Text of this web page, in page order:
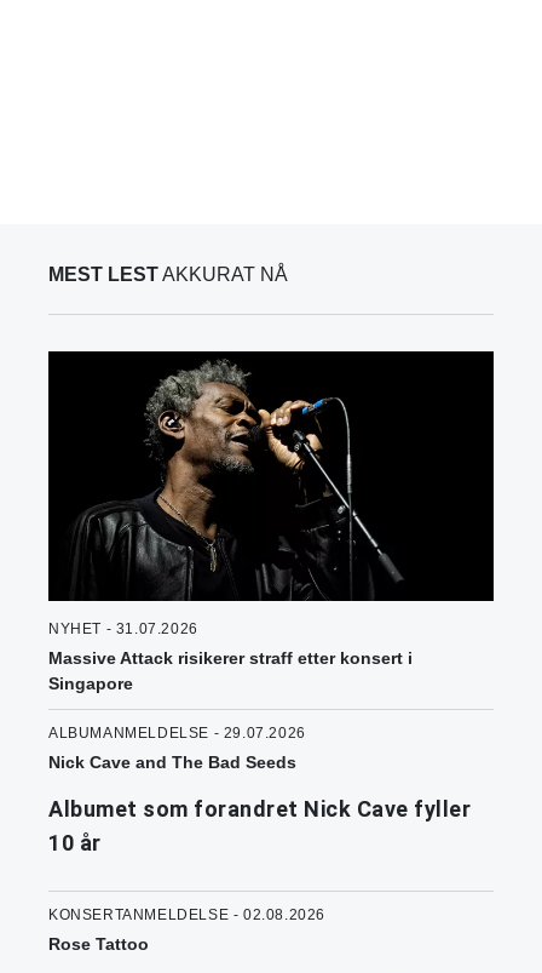
MEST LESTAKKURAT NÅ
NYHET - 31.07.2026
Massive Attack risikerer straff etter konsert i
Singapore
ALBUMANMELDELSE - 29.07.2026
Nick Cave and The Bad Seeds
Albumet som forandret Nick Cave fyller
10 år
KONSERTANMELDELSE - 02.08.2026
Rose Tattoo